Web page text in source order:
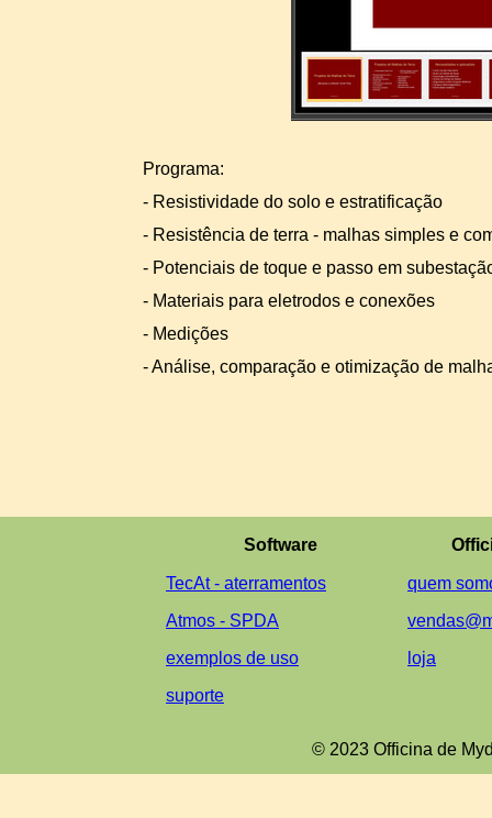
Software
TecAt - aterramentos
quem
Atmos - SPDA
exemplos de uso
loja
suporte
© 2023 Officina de
Programa:
- Resistividade do solo e estratificação
- Resistência de terra - malhas simples e
- Potenciais de toque e passo em
- Materiais para eletrodos e conexões
- Medições
-Análise, comparação e otimização de